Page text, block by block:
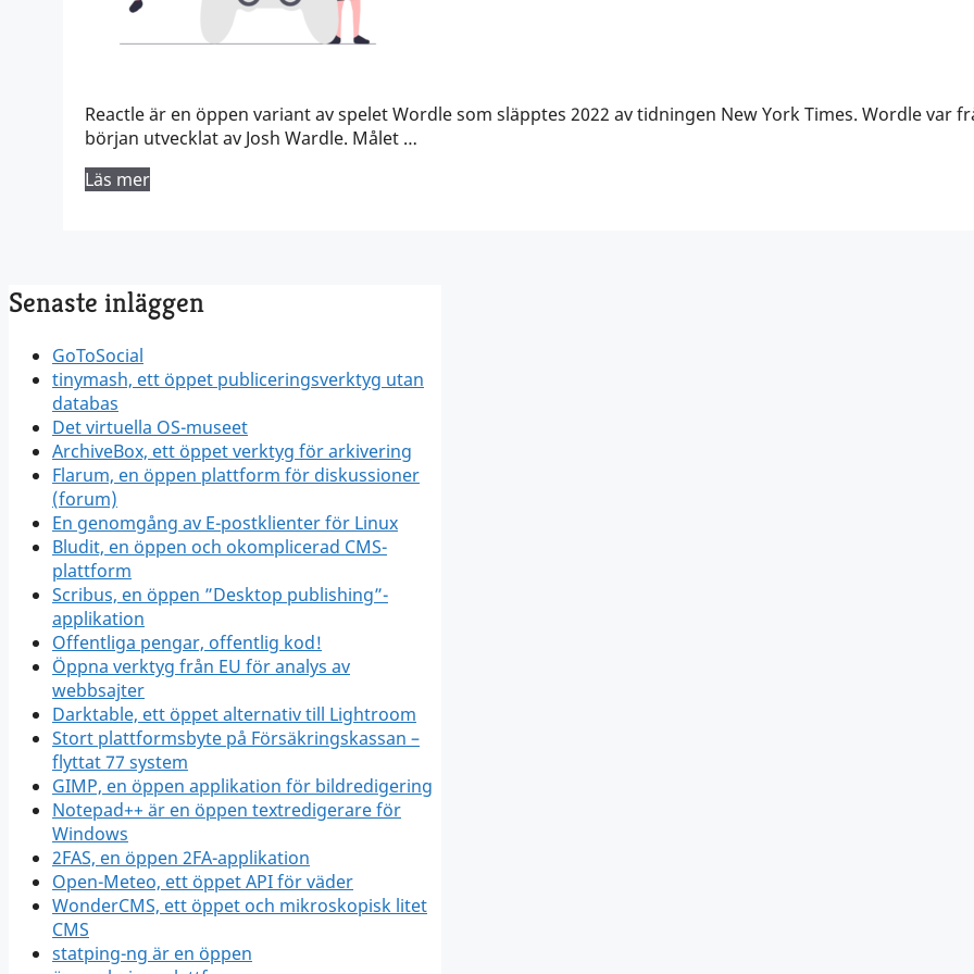
Reactle är en öppen variant av spelet Wordle som släpptes 2022 av tidningen New York Times. Wordle var
början utvecklat av Josh Wardle. Målet …
Läs mer
Senaste inläggen
GoToSocial
tinymash, ett öppet publiceringsverktyg utan
databas
Det virtuella OS-museet
ArchiveBox, ett öppet verktyg för arkivering
Flarum, en öppen plattform för diskussioner
(forum)
En genomgång av E-postklienter för Linux
Bludit, en öppen och okomplicerad CMS-
plattform
Scribus, en öppen ”Desktop publishing”-
applikation
Offentliga pengar, offentlig kod!
Öppna verktyg från EU för analys av
webbsajter
Darktable, ett öppet alternativ till Lightroom
Stort plattformsbyte på Försäkringskassan –
flyttat 77 system
GIMP, en öppen applikation för bildredigering
Notepad++ är en öppen textredigerare för
Windows
2FAS, en öppen 2FA-applikation
Open-Meteo, ett öppet API för väder
WonderCMS, ett öppet och mikroskopisk litet
CMS
statping-ng är en öppen